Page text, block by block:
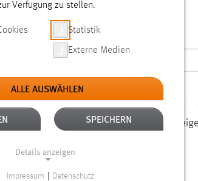
DATEIEN ALTER: 1 BIS 6 MONATE
Es wurden 78 Ergebnisse gefunden.
Verfügung zu stellen.
Statistik
Externe Medien
ALLE AUSWÄHLEN
SPEICHERN
Details anzeigen
Impressum Datenschutz